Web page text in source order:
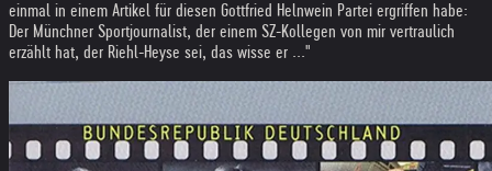
einmal in einem Artikel für diesen Gottfried Helnwein Partei ergriffen habe:
Der Münchner Sportjournalist, der einem SZ-Kollegen von mir vertraulich
erzählt hat, der Riehl-Heyse sei, das wisse er ..."